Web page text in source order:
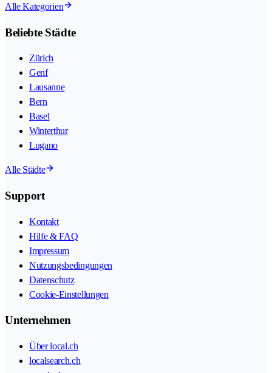
Alle Kategorien
Beliebte Städte
Zürich
Genf
Lausanne
Bern
Basel
Winterthur
Lugano
Alle Städte
Support
Kontakt
Hilfe & FAQ
Impressum
Nutzungsbedingungen
Datenschutz
Cookie-Einstellungen
Unternehmen
Über local.ch
localsearch.ch